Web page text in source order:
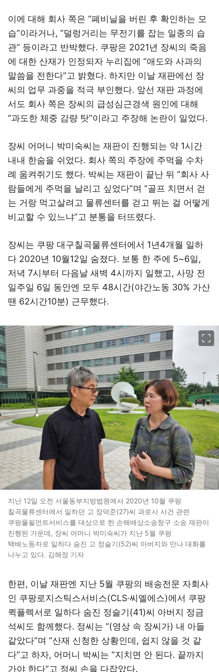
이에 대해 회사 쪽은 “폐비닐을 버린 후 확인하는 모
습”이라거나, “덜렁거리는 무전기를 잡는 일종의 습
관” 등이라고 반박했다. 쿠팡은 2021년 장씨의 죽음
에 대한 산재가 인정되자 누리집에 “애도와 사과의
말씀을 전한다”고 밝혔다. 하지만 이날 재판에선 장
씨의 업무 과중을 적극 부인했다. 앞선 재판 과정에
서도 회사 쪽은 장씨의 급성심근경색 원인에 대해
“과도한 체중 감량 탓”이라고 주장해 논란이 일었다.
장씨 어머니 박미숙씨는 재판이 진행되는 약 1시간
내내 한숨을 쉬었다. 회사 쪽의 주장에 주먹을 수차
례 움켜쥐기도 했다. 박씨는 재판이 끝난 뒤 “회사 사
람들에게 주먹을 날리고 싶었다”며 “골프 치면서 걷
는 거랑 먹고살려고 물류센터를 걷고 뛰는 걸 어떻게
비교할 수 있느냐”고 분통을 터뜨렸다.
장씨는 쿠팡 대구칠곡물류센터에서 1년4개월 일하
다 2020년 10월12일 숨졌다. 보통 한 주에 5~6일,
저녁 7시부터 다음날 새벽 4시까지 일했고, 사망 전
일주일 6일 동안엔 모두 48시간(야간노동 30% 가산
땐 62시간10분) 근무했다.
지난 12일 오전 서울동부지방법원에서 2020년 10월 쿠팡
칠곡물류센터에서 일하던 고 장덕준(27)씨 과로사 사건 관련
쿠팡풀필먼트서비스를 대상으로 한 손해배상소송청구 소송 재판이
진행된 가운데, 장씨 어머니 박미숙씨가 지난 5월 쿠팡
택배노동자로 일하다 숨진 고 정슬기(52)씨 아버지와 만나 대화를
나누고 있다. 김해정 기자
한편, 이날 재판엔 지난 5월 쿠팡의 배송전문 자회사
인 쿠팡로지스틱스서비스(CLS·씨엘에스)에서 쿠팡
퀵플렉서로 일하다 숨진 정슬기(41)씨 아버지 정금
석씨도 함께했다. 정씨는 “(영상 속 장씨가) 내 아들
같았다”며 “산재 신청한 상황인데, 쉽지 않을 것 같
다”고 하자, 어머니 박씨는 “지치면 안 된다. 끝까지
가야 한다”고 정씨 손을 다잡았다.